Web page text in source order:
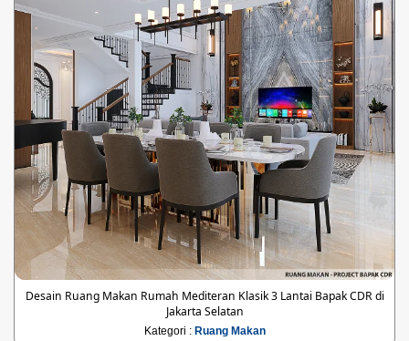
Desain Ruang Makan Rumah Mediteran Klasik 3 Lantai Bapak CDR di
Jakarta Selatan
Kategori : Ruang Makan